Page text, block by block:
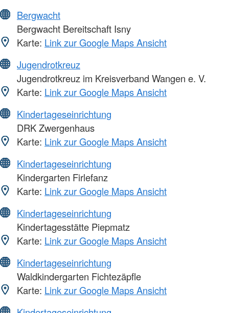
Bergwacht
Bergwacht Bereitschaft Isny
Karte: Link zur Google Maps Ansicht
Jugendrotkreuz
Jugendrotkreuz im Kreisverband Wangen e. V.
Karte: Link zur Google Maps Ansicht
Kindertageseinrichtung
DRK Zwergenhaus
Karte: Link zur Google Maps Ansicht
Kindertageseinrichtung
Kindergarten Firlefanz
Karte: Link zur Google Maps Ansicht
Kindertageseinrichtung
Kindertagesstätte Piepmatz
Karte: Link zur Google Maps Ansicht
Kindertageseinrichtung
Waldkindergarten Fichtezäpfle
Karte: Link zur Google Maps Ansicht